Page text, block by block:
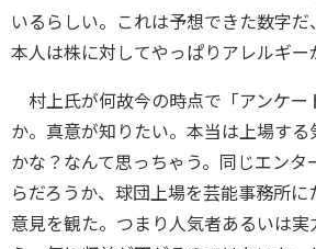
いるらしい。これは予想できた数字だ
本人は株に対してやっぱりアレルギー
村上氏が何故今の時点で「アンケー
か。真意が知りたい。本当は上場す
かな？なんて思っちゃう。同じエン
らだろうか、球団上場を芸能事務所に
意見を観た。つまり人気者あるいは